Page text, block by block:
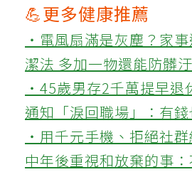
💪更多健康推薦
‧電風扇滿是灰塵？家
潔法 多加一物還能防髒
‧45歲男存2千萬提早退
通知「淚回職場」：有
‧用千元手機、拒絕社
中年後重視和放棄的事